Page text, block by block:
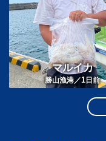
マルイカ
勝山漁港／1 日前